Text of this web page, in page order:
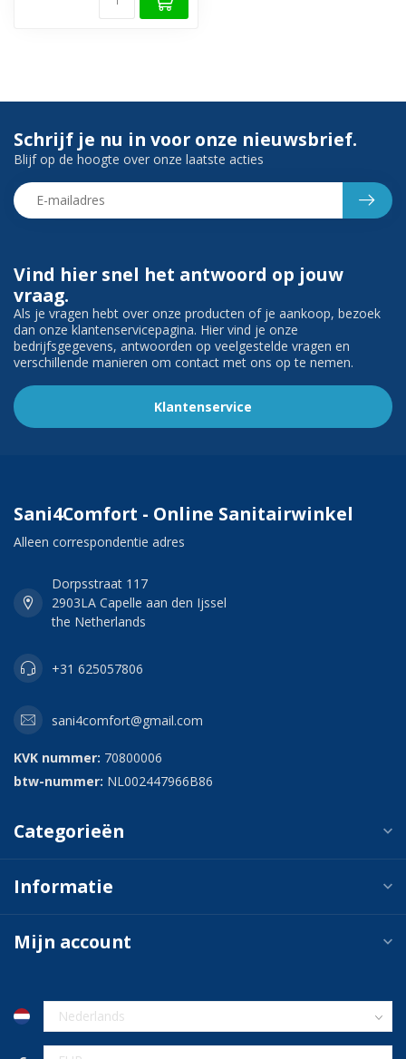
Vind hier snel het antwoord op jouw
vraag.
Als je vragen hebt over onze producten of je aankoop, bezoek
dan onze klantenservicepagina. Hier vind je onze
bedrijfsgegevens, antwoorden op veelgestelde vragen en
verschillende manieren om contact met ons op te nemen.
Klantenservice
Schrijf je nu in voor onze nieuwsbrief.
Blijf op de hoogte over onze laatste acties
Sani4Comfort - Online Sanitairwinkel
Alleen correspondentie adres
Dorpsstraat 117
2903LA Capelle aan den Ijssel
the Netherlands
+31 625057806
sani4comfort@gmail.com
KVK nummer: 70800006
btw-nummer: NL002447966B86
Categorieën
Informatie
Mijn account